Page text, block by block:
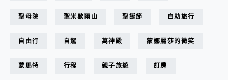
聖母院 聖米歇爾山 聖誕節 自助旅行
自由行 自駕 萬神殿 蒙娜麗莎的微笑
蒙馬特 行程 親子旅遊 訂房